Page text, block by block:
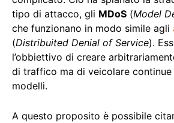
tipo di attacco, gli MDoS (Model
che funzionano in modo simile agli
(Distribuited Denial of Service).
l’obbiettivo di creare
di traffico ma di veicolare
modelli.
A questo proposito è possibile